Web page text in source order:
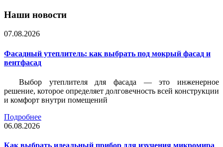
Наши новости
07.08.2026
Фасадный утеплитель: как выбрать под мокрый фасад и
вентфасад
Выбор утеплителя для фасада — это инженерное
решение, которое определяет долговечность всей конструкции
и комфорт внутри помещений
Подробнее
06.08.2026